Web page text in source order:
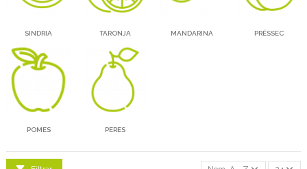
SINDRIA TARONJA MANDARINA PRÉSSEC
POMES PERES